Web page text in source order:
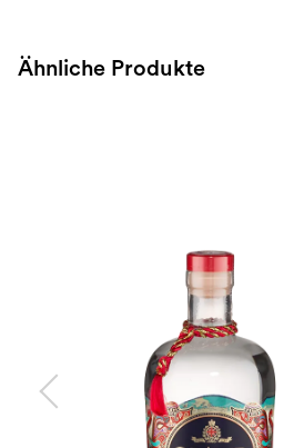
Ähnliche Produkte